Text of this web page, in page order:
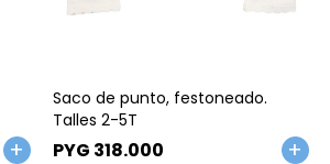
Saco de punto, festoneado.
Talles 2-5T
PYG 318.000